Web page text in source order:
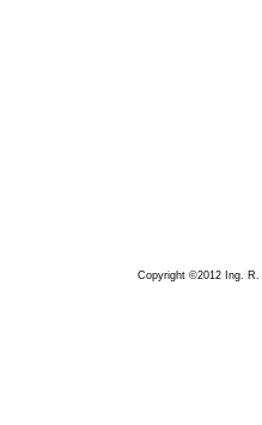
Copyright ©2012 Ing. R.